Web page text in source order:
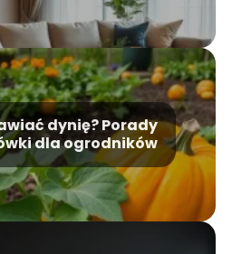
dynię? Porady
dla ogrodników